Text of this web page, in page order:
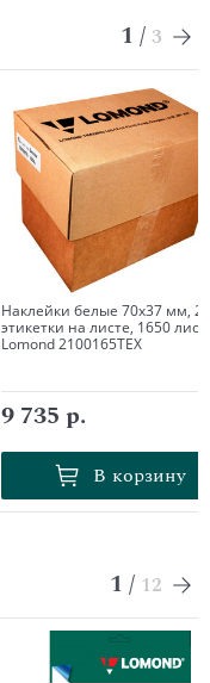
1 / 3
Наклейки белые 70х37 мм, 24
этикетки на листе, 1650
Lomond 2100165ТЕХ
9 735 р.
В корзину
В корзину
1 / 12